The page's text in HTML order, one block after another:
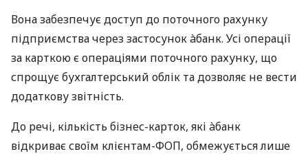
Вона забезпечує доступ до поточного рахунку
підприємства через застосунок àбанк. Усі операції
за карткою є операціями поточного рахунку, що
спрощує бухгалтерський облік та дозволяє не вести
додаткову звітність.
До речі, кількість бізнес-карток, які àбанк
відкриває своїм клієнтам-ФОП, обмежується лише